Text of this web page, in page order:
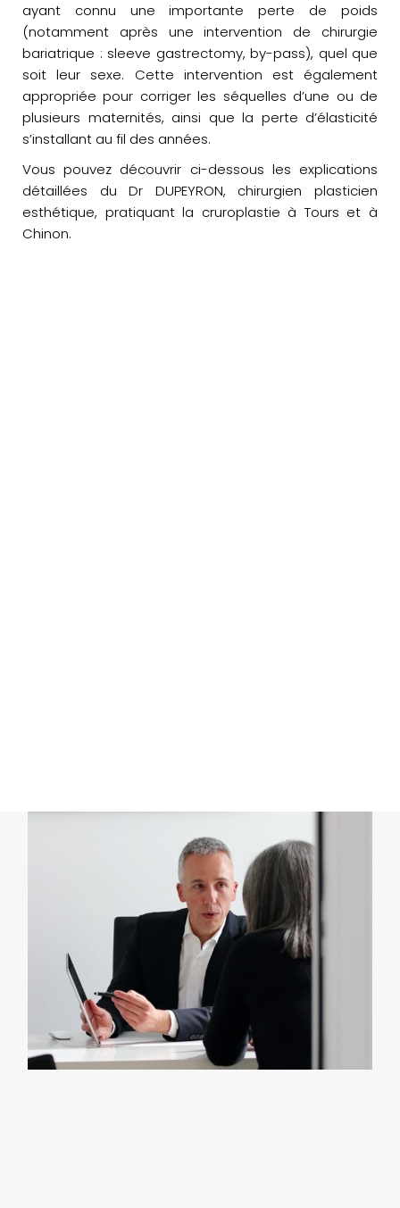
ayant connu une importante perte de poids
(notamment après une intervention de chirurgie
bariatrique : sleeve gastrectomy, by-pass), quel que
soit leur sexe. Cette intervention est également
appropriée pour corriger les séquelles d’une ou de
plusieurs maternités, ainsi que la perte d’élasticité
s’installant au fil des années.
Vous pouvez découvrir ci-dessous les explications
détaillées du Dr DUPEYRON, chirurgien plasticien
esthétique, pratiquant la cruroplastie à Tours et à
Chinon.